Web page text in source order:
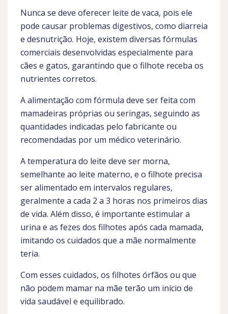
Nunca se deve oferecer leite de vaca, pois ele
pode causar problemas digestivos, como diarreia
e desnutrição. Hoje, existem diversas fórmulas
comerciais desenvolvidas especialmente para
cães e gatos, garantindo que o filhote receba os
nutrientes corretos.
A alimentação com fórmula deve ser feita com
mamadeiras próprias ou seringas, seguindo as
quantidades indicadas pelo fabricante ou
recomendadas por um médico veterinário.
A temperatura do leite deve ser morna,
semelhante ao leite materno, e o filhote precisa
ser alimentado em intervalos regulares,
geralmente a cada 2 a 3 horas nos primeiros dias
de vida. Além disso, é importante estimular a
urina e as fezes dos filhotes após cada mamada,
imitando os cuidados que a mãe normalmente
teria.
Com esses cuidados, os filhotes órfãos ou que
não podem mamar na mãe terão um início de
vida saudável e equilibrado.